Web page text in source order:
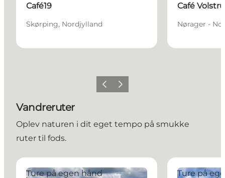
Café19
Skørping, Nordjylland
Café
Nørager -
Forrige billede
Næste billede
Vandreruter
Oplev naturen i dit eget tempo på smukke
ruter til fods.
Rebild Bakker Ruten
Ture på egen hånd
Gravlev Ådal
Ture på